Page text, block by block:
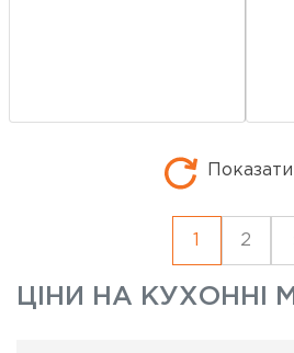
1 2
ЦІНИ НА КУХОННІ